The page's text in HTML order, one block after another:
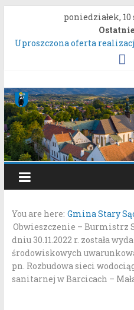
treści
poniedziałek,
Uproszczona oferta
ZARZĄDZENIE NR 136/
oddania w najem,
Konkurs Wieńców
Małopolskiego.
Zgłaszanie uwag do oferty
pn. „Integracyjna Grupa
Stowarzyszenie „Gniazdo”.
Konsultacje społeczne
Gmina
Stary
Sącz
Portal
Gminy
Stary
Sącz
You are here: Gmina Stary
Obwieszczenie – Burmistrz
dniu 30.11.2022 r. została
środowiskowych
pn. Rozbudowa sieci
sanitarnej w Barcicach –